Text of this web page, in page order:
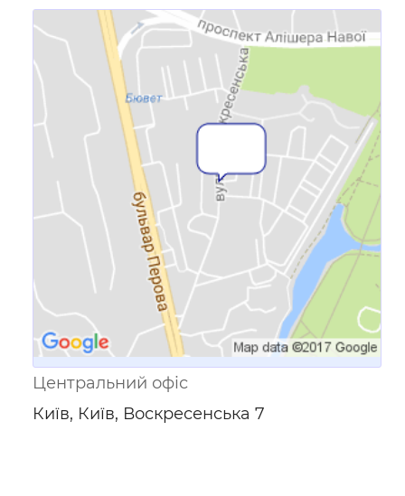
Посилання для мобільних
пристроїв
Центральний офіс
Київ, Київ, Воскресенська 7